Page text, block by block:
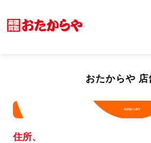
おたからや 店
現在地から探す
住所、店舗名から探す